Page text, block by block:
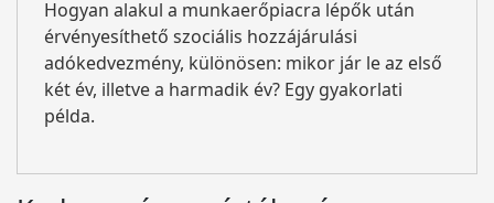
Hogyan alakul a munkaerőpiacra lépők után
érvényesíthető szociális hozzájárulási
adókedvezmény, különösen: mikor jár le az első
két év, illetve a harmadik év? Egy gyakorlati
példa.